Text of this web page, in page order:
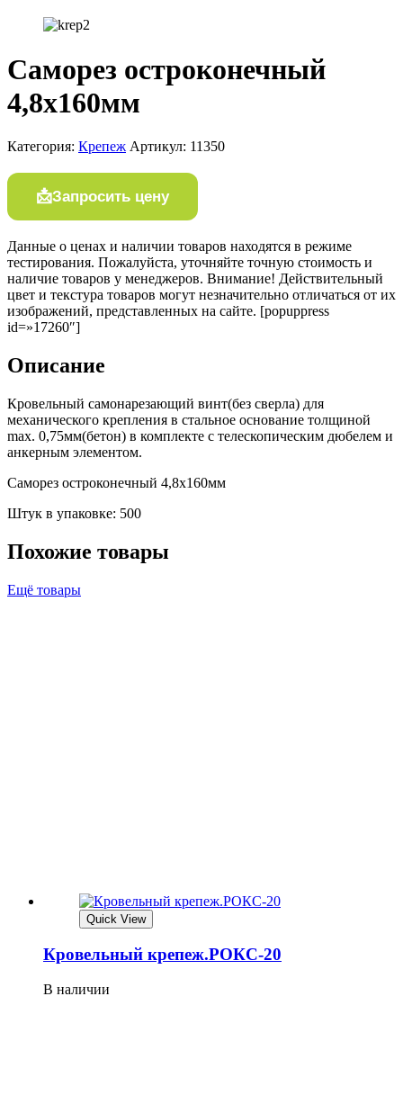
Саморез остроконечный
4,8х160мм
Категория: Крепеж Артикул: 11350
Запросить цену
Данные о ценах и наличии товаров находятся в режиме
тестирования. Пожалуйста, уточняйте точную стоимость и
наличие товаров у менеджеров. Внимание! Действительный
цвет и текстура товаров могут незначительно отличаться от их
изображений, представленных на сайте. [popuppress
id=»17260″]
Описание
Кровельный самонарезающий винт(без сверла) для
механического крепления в стальное основание толщиной
max. 0,75мм(бетон) в комплекте с телескопическим дюбелем и
анкерным элементом.
Саморез остроконечный 4,8х160мм
Штук в упаковке: 500
Похожие товары
Ещё товары
Quick View
Кровельный крепеж.РОКС-20
В наличии